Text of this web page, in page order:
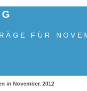
FÜR
in November, 2012